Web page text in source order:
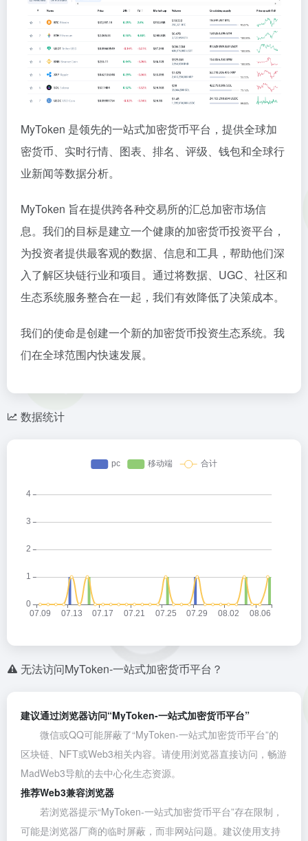
MyToken 是领先的一站式加密货币平台，提供全球加
密货币、实时行情、图表、排名、评级、钱包和全球行
业新闻等数据分析。
MyToken 旨在提供跨各种交易所的汇总加密市场信
息。我们的目标是建立一个健康的加密货币投资平台，
为投资者提供最客观的数据、信息和工具，帮助他们深
入了解区块链行业和项目。通过将数据、UGC、社区和
生态系统服务整合在一起，我们有效降低了决策成本。
我们的使命是创建一个新的加密货币投资生态系统。我
们在全球范围内快速发展。
数据统计
无法访问MyToken-一站式加密货币平台？
建议通过浏览器访问“MyToken-一站式加密货币平台”
微信或QQ可能屏蔽了“MyToken-一站式加密货币平台”的
区块链、NFT或Web3相关内容。请使用浏览器直接访问，畅游
MadWeb3导航的去中心化生态资源。
推荐Web3兼容浏览器
若浏览器提示“MyToken-一站式加密货币平台”存在限制，
可能是浏览器厂商的临时屏蔽，而非网站问题。建议使用支持